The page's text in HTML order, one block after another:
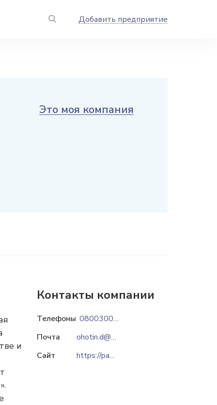
Добавить предприятие
Это моя компания
и
Контакты компании
Телефоны
0800300305
Почта
ohotin.d@pankurchak.com.ua
Сайт
https://pankurchak.ua